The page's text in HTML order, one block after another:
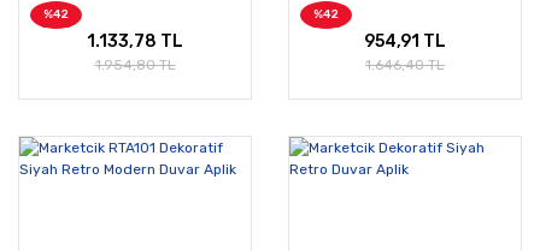
%42
1.133,78 TL
1.954,80 TL
%42
954,91 TL
1.646,40 TL